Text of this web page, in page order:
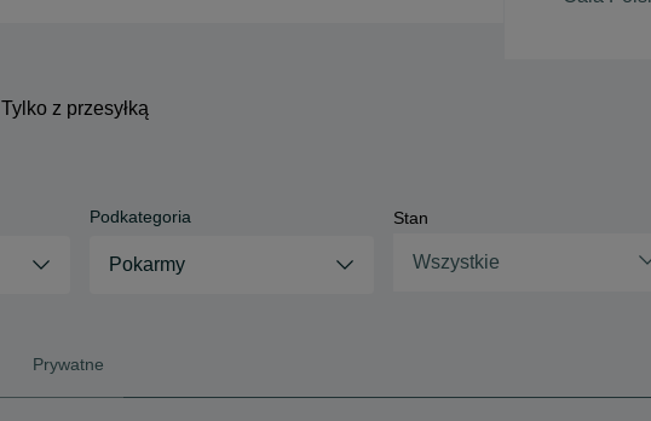
Tylko z przesyłką
Podkategoria
Pokarmy
Stan
Wszystkie
Prywatne